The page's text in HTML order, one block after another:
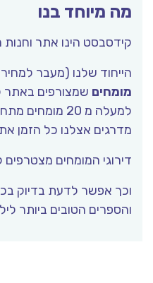
מה מיוחד בנו
קידסבסט הינו אתר וחנות
הייחוד שלנו (מעבר
מומחים שמצורפים באתר
למעלה מ 20
מדרגים אצלנו כל הזמן
דירוגי המומחים מצטרפים
וכך אפשר לדעת בדיוק
והספרים הטובים ביותר